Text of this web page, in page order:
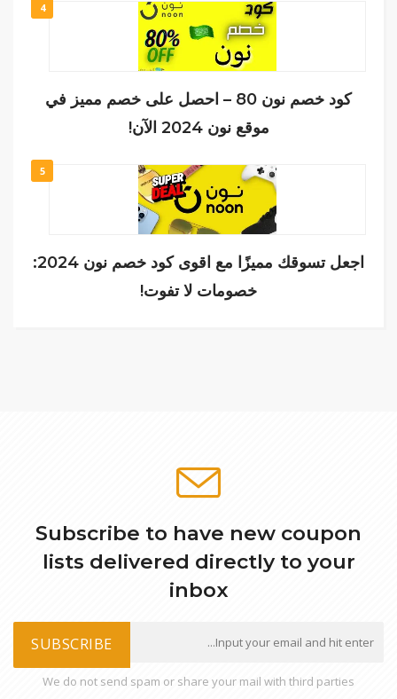
4
كود خصم نون 80 – احصل على خصم مميز في
موقع نون 2024 الآن!
5
اجعل تسوقك مميزًا مع اقوى كود خصم نون 2024:
خصومات لا تفوت!
Subscribe to have new coupon
lists delivered directly to your
inbox
SUBSCRIBE
We do not send spam or share your mail with third parties